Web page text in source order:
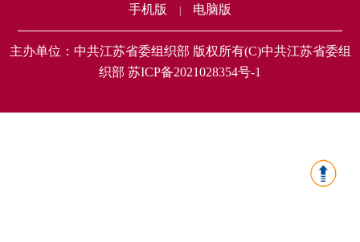
手机版 电脑版
主办单位：中共江苏省委组织部 版权所有(C)中共江苏省委组
织部 苏ICP备2021028354号-1